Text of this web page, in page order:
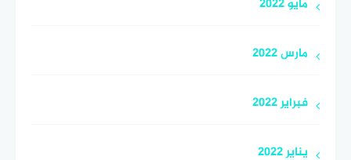
مايو 2022
مارس 2022
فبراير 2022
يناير 2022